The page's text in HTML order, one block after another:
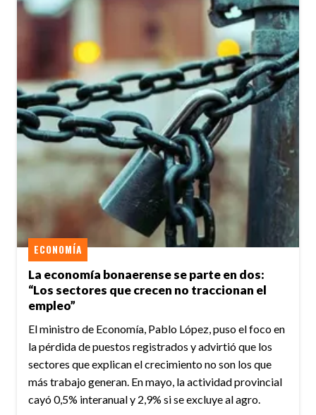
La economía bonaerense se parte en dos:
“Los sectores que crecen no traccionan el
empleo”
ECONOMÍA
El ministro de Economía, Pablo López, puso el foco en
la pérdida de puestos registrados y advirtió que los
sectores que explican el crecimiento no son los que
más trabajo generan. En mayo, la actividad provincial
cayó 0,5% interanual y 2,9% si se excluye al agro.